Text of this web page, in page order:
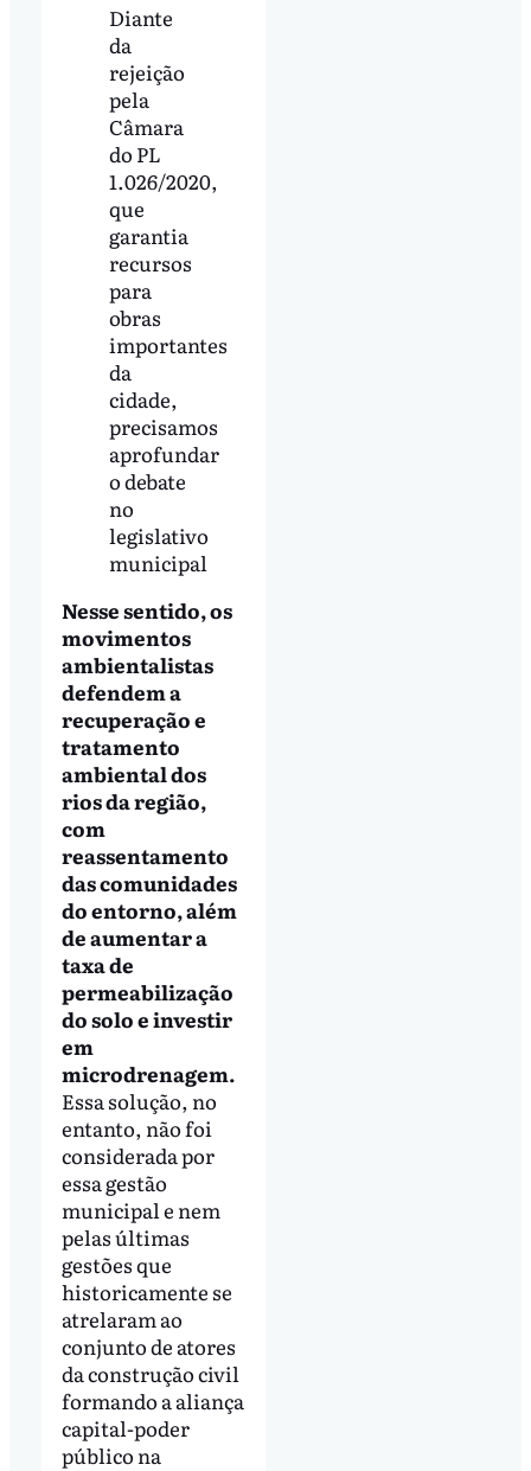
Diante
da
rejeição
pela
Câmara
do PL
1.026/2020,
que
garantia
recursos
para
obras
importantes
da
cidade,
precisamos
aprofundar
o debate
no
legislativo
municipal
Nesse sentido, os
movimentos
ambientalistas
defendem a
recuperação e
tratamento
ambiental dos
rios da região,
com
reassentamento
das comunidades
do entorno, além
de aumentar a
taxa de
permeabilização
do solo e investir
em
microdrenagem.
Essa solução, no
entanto, não foi
considerada por
essa gestão
municipal e nem
pelas últimas
gestões que
historicamente se
atrelaram ao
conjunto de atores
da construção civil
formando a aliança
capital-poder
público na